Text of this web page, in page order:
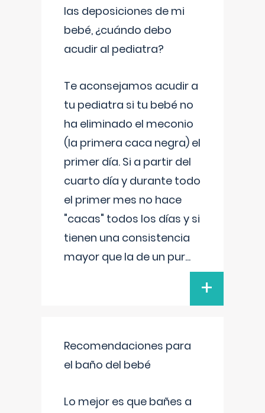
las deposiciones de mi
bebé, ¿cuándo debo
acudir al pediatra?
Te aconsejamos acudir a
tu pediatra si tu bebé no
ha eliminado el meconio
(la primera caca negra) el
primer día. Si a partir del
cuarto día y durante todo
el primer mes no hace
"cacas" todos los días y si
tienen una consistencia
mayor que la de un pur...
+
Recomendaciones para
el baño del bebé
Lo mejor es que bañes a